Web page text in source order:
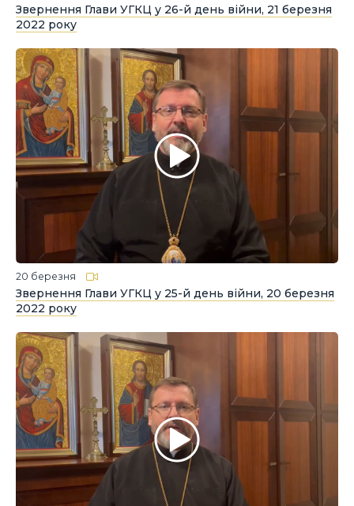
Звернення Глави УГКЦ у 26-й день війни, 21 березня
2022 року
20 березня
Звернення Глави УГКЦ у 25-й день війни, 20 березня
2022 року